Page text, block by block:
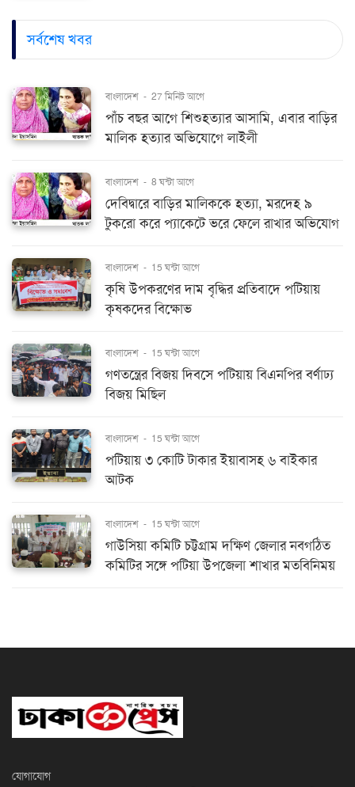
সর্বশেষ খবর
বাংলাদেশ - 27 মিনিট আগে
পাঁচ বছর আগে শিশুহত্যার আসামি, এবার বাড়ির
মালিক হত্যার অভিযোগে লাইলী
বাংলাদেশ - 8 ঘন্টা আগে
দেবিদ্বারে বাড়ির মালিককে হত্যা, মরদেহ ৯
টুকরো করে প্যাকেটে ভরে ফেলে রাখার অভিযোগ
বাংলাদেশ - 15 ঘন্টা আগে
কৃষি উপকরণের দাম বৃদ্ধির প্রতিবাদে পটিয়ায়
কৃষকদের বিক্ষোভ
বাংলাদেশ - 15 ঘন্টা আগে
গণতন্ত্রের বিজয় দিবসে পটিয়ায় বিএনপির বর্ণাঢ্য
বিজয় মিছিল
বাংলাদেশ - 15 ঘন্টা আগে
পটিয়ায় ৩ কোটি টাকার ইয়াবাসহ ৬ বাইকার
আটক
বাংলাদেশ - 15 ঘন্টা আগে
গাউসিয়া কমিটি চট্টগ্রাম দক্ষিণ জেলার নবগঠিত
কমিটির সঙ্গে পটিয়া উপজেলা শাখার মতবিনিময়
যোগাযোগ